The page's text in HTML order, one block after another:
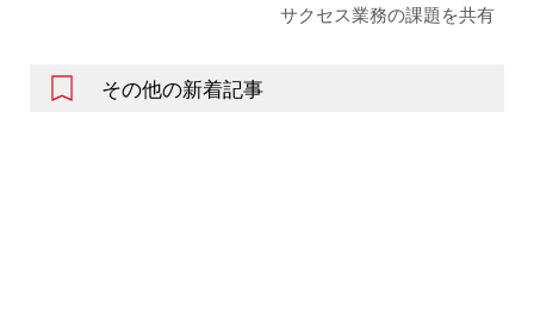
サクセス業務の課題を共有
その他の新着記事